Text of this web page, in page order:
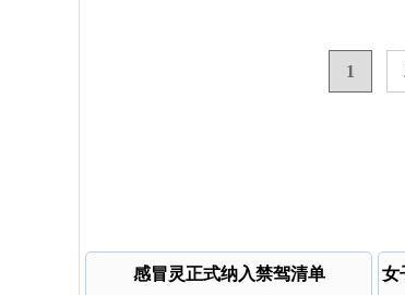
1
感冒灵正式纳入禁驾清单 女